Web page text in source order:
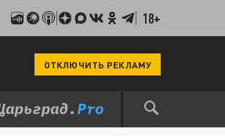
18+
ОТКЛЮЧИТЬ РЕКЛАМУ